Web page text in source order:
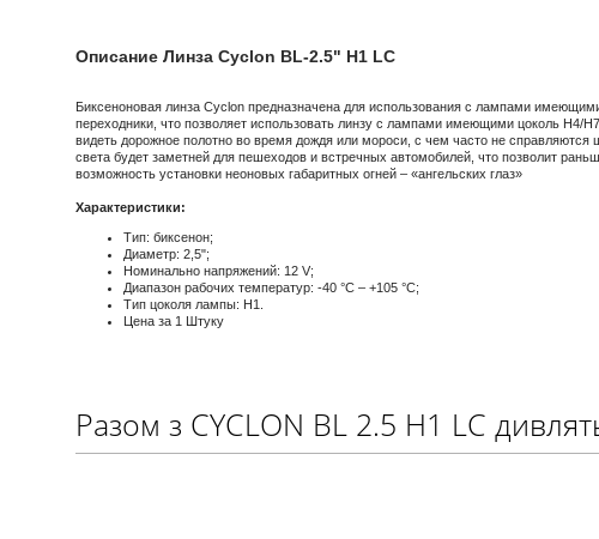
Описание Линза Cyclon BL-2.5" H1 LC
Биксеноновая линза Cyclon предназначена для использования с лампами
переходники, что позволяет использовать линзу с лампами имеющими цоколь H4/
видеть дорожное полотно во время дождя или мороси, с чем часто не справляются
света будет заметней для пешеходов и встречных автомобилей, что позволит
возможность установки неоновых габаритных огней – «ангельских глаз»
Характеристики:
Тип: биксенон;
Диаметр: 2,5";
Номинально напряжений: 12 V;
Диапазон рабочих температур: -40 °C – +105 °C;
Тип цоколя лампы: H1.
Цена за 1 Штуку
Разом з CYCLON BL 2.5 H1 LC